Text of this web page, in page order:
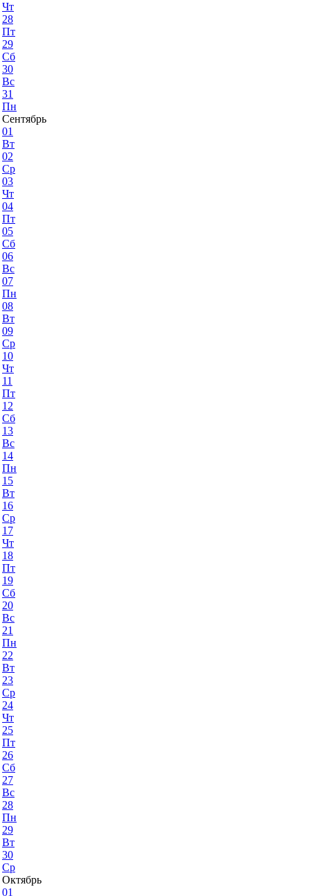
Чт
28
Пт
29
Сб
30
Вс
31
Пн
Сентябрь
01
Вт
02
Ср
03
Чт
04
Пт
05
Сб
06
Вс
07
Пн
08
Вт
09
Ср
10
Чт
11
Пт
12
Сб
13
Вс
14
Пн
15
Вт
16
Ср
17
Чт
18
Пт
19
Сб
20
Вс
21
Пн
22
Вт
23
Ср
24
Чт
25
Пт
26
Сб
27
Вс
28
Пн
29
Вт
30
Ср
Октябрь
01